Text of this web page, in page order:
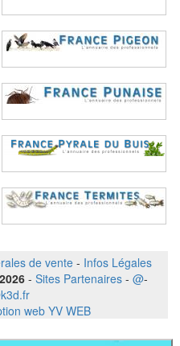
de vente - Infos Légales
- Sites Partenaires - @-
web YV WEB